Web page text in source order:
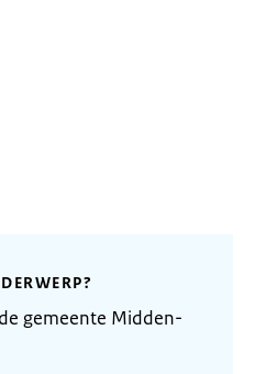
gemeente Midden-